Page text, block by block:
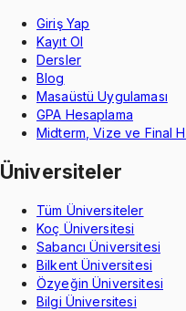
Giriş Yap
Kayıt Ol
Dersler
Blog
Masaüstü Uygulaması
GPA Hesaplama
Midterm, Vize ve Final
Üniversiteler
Tüm Üniversiteler
Koç Üniversitesi
Sabancı Üniversitesi
Bilkent Üniversitesi
Özyeğin Üniversitesi
Bilgi Üniversitesi